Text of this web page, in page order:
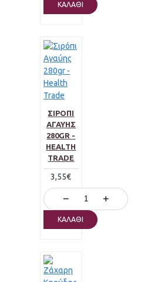
ΚΑΛΆΘΙ
ΣΙΡΌΠΙ
ΑΓΑΎΗΣ
280GR -
HEALTH
TRADE
3,55€
− +
ΚΑΛΆΘΙ